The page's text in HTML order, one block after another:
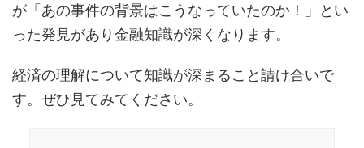
が「あの事件の背景はこうなっていたのか！」とい
った発見があり金融知識が深くなります。
経済の理解について知識が深まること請け合いで
す。ぜひ見てみてください。